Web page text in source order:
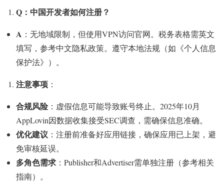
Q：中国开发者如何注册？
A ：无地域限制，但使用VPN访问官网。税务表格需英文
填写，参考中文隐私政策。遵守本地法规（如《个人信息
保护法》）。
注意事项 ：
合规风险：虚假信息可能导致账号终止。2025年10月
AppLovin因数据收集接受SEC调查，需确保信息准确。
优化建议 ：注册前准备好应用链接，确保应用已上架，避
免审核延误。
多角色需求 ：Publisher和Advertiser需单独注册（参考相关
指南）。